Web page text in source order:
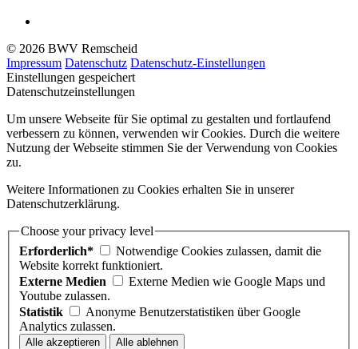
© 2026 BWV Remscheid
Impressum Datenschutz Datenschutz-Einstellungen
Einstellungen gespeichert
Datenschutzeinstellungen
Um unsere Webseite für Sie optimal zu gestalten und fortlaufend
verbessern zu können, verwenden wir Cookies. Durch die weitere
Nutzung der Webseite stimmen Sie der Verwendung von Cookies
zu.
Weitere Informationen zu Cookies erhalten Sie in unserer
Datenschutzerklärung.
Choose your privacy level
Erforderlich*
Notwendige Cookies zulassen, damit die
Website korrekt funktioniert.
Externe Medien
Externe Medien wie Google Maps und
Youtube zulassen.
Statistik
Anonyme Benutzerstatistiken über Google
Analytics zulassen.